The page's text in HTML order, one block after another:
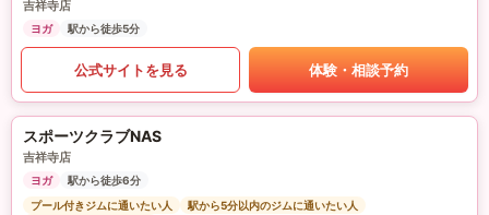
吉祥寺店
ヨガ 駅から徒歩5分
公式サイトを見る 体験・相談予約
スポーツクラブNAS
吉祥寺店
ヨガ
駅から徒歩6分
プール付きジムに通いたい人
駅から5分以内のジムに通いたい人